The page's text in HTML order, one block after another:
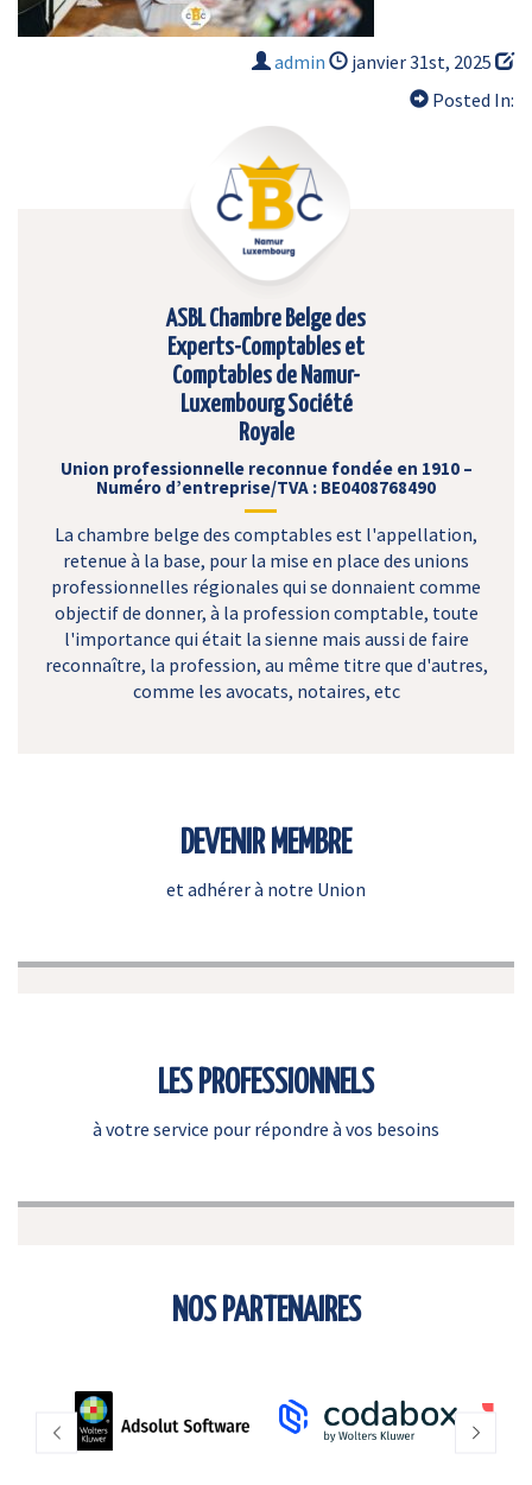
admin
janvier 31st, 2025
Posted In:
ASBL Chambre Belge des
Experts-Comptables et
Comptables de Namur-
Luxembourg Société
Royale
Union professionnelle reconnue fondée en 1910 –
Numéro d’entreprise/TVA : BE0408768490
La chambre belge des comptables est l'appellation,
retenue à la base, pour la mise en place des unions
professionnelles régionales qui se donnaient comme
objectif de donner, à la profession comptable, toute
l'importance qui était la sienne mais aussi de faire
reconnaître, la profession, au même titre que d'autres,
comme les avocats, notaires, etc
DEVENIR MEMBRE
et adhérer à notre Union
LES PROFESSIONNELS
à votre service pour répondre à vos besoins
NOS PARTENAIRES